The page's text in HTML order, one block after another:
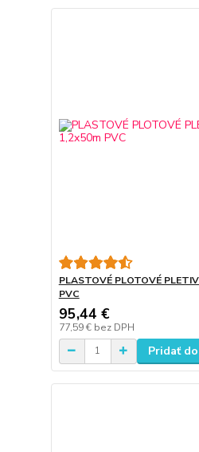
PLASTOVÉ PLOTOVÉ
PVC
95,44 €
77,59 € bez DPH
Pridať